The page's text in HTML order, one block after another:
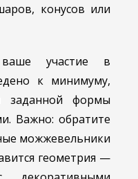
конусов или
участие в
к минимуму,
заданной формы
Важно: обратите
можжевельники
геометрия —